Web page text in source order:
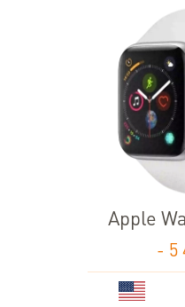
Apple
- 5